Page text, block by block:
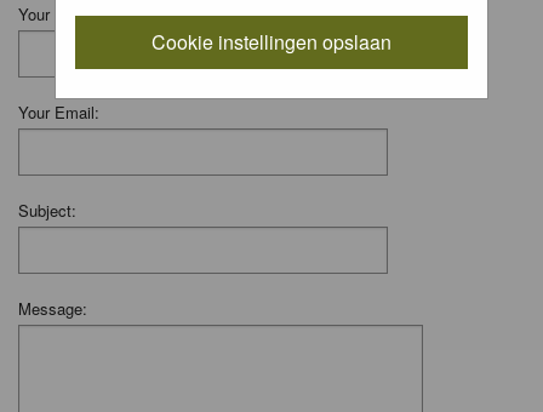
Cookie instellingen opslaan
Your Name:
Your Email:
Subject:
Message: